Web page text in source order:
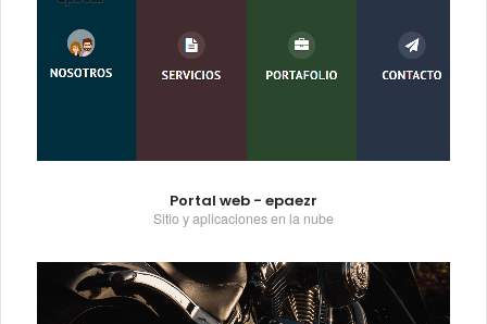
Portal web - epaezr
Sitio y aplicaciones en la nube